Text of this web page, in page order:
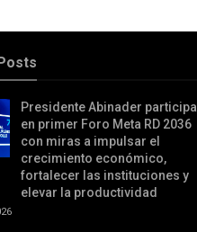
Presidente Abinader participa
en primer Foro Meta RD 2036
con miras a impulsar el
crecimiento económico,
fortalecer las instituciones y
elevar la productividad